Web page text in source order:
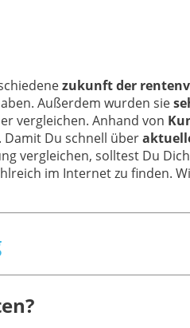
zukunft der
Außerdem wurden sie
vergleichen. Anhand von
Damit Du schnell über
vergleichen, solltest Du
im Internet zu finden.